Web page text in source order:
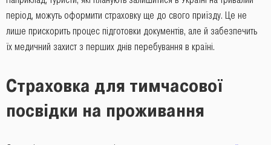
період, можуть оформити страховку ще до свого приїзду. Це не
лише прискорить процес підготовки документів, але й забезпечить
їх медичний захист з перших днів перебування в країні.
Страховка для тимчасової
посвідки на проживання